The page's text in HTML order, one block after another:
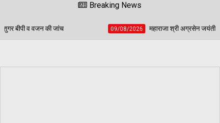
Breaking News
09/08/2026 महाराजा श्री अग्रसेन जयंती के अवसर पर होगा विशाल जागरण -